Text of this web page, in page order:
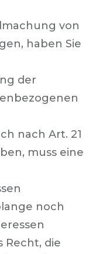
von
haben Sie
der
nach Art. 21
muss eine
noch
Recht, die